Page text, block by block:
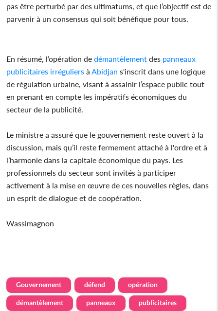
pas être perturbé par des ultimatums, et que l’objectif est de
parvenir à un consensus qui soit bénéfique pour tous.
En résumé, l’opération de démantèlement des panneaux
publicitaires irréguliers à Abidjan s'inscrit dans une logique
de régulation urbaine, visant à assainir l’espace public tout
en prenant en compte les impératifs économiques du
secteur de la publicité.
Le ministre a assuré que le gouvernement reste ouvert à la
discussion, mais qu’il reste fermement attaché à l'ordre et à
l’harmonie dans la capitale économique du pays. Les
professionnels du secteur sont invités à participer
activement à la mise en œuvre de ces nouvelles règles, dans
un esprit de dialogue et de coopération.
Wassimagnon
Gouvernement défend opération
démantèlement panneaux publicitaires